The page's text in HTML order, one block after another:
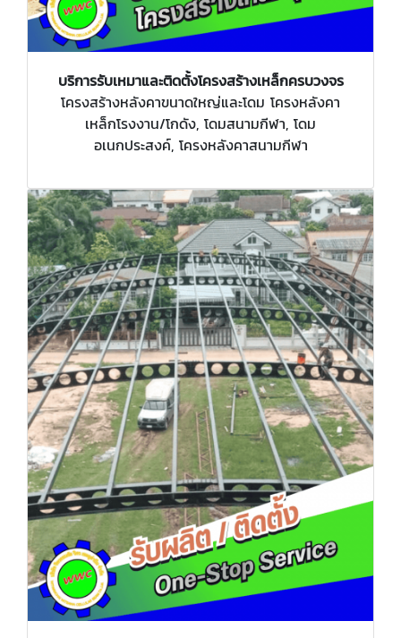
บริการรับเหมาและติดตั้งโครงสร้างเหล็กครบวงจร
โครงสร้างหลังคาขนาดใหญ่และโดม โครงหลังคา
เหล็กโรงงาน/โกดัง, โดมสนามกีฬา, โดม
อเนกประสงค์, โครงหลังคาสนามกีฬา